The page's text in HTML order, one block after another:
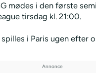
mødes i den første
tirsdag kl. 21:00.
i Paris ugen efter